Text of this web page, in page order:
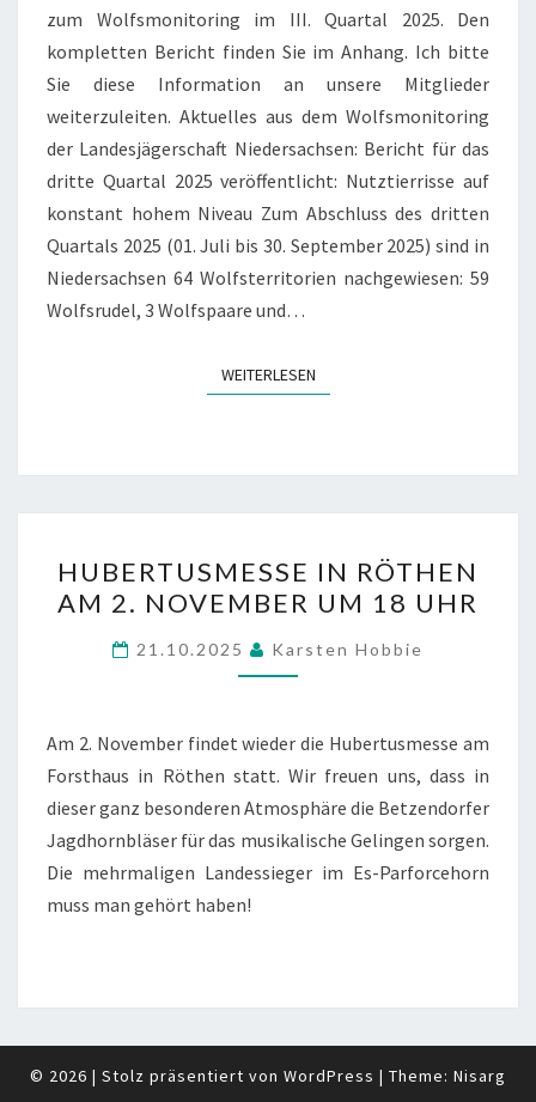
zum Wolfsmonitoring im III. Quartal 2025. Den
kompletten Bericht finden Sie im Anhang. Ich bitte
Sie diese Information an unsere Mitglieder
weiterzuleiten. Aktuelles aus dem Wolfsmonitoring
der Landesjägerschaft Niedersachsen: Bericht für das
dritte Quartal 2025 veröffentlicht: Nutztierrisse auf
konstant hohem Niveau Zum Abschluss des dritten
Quartals 2025 (01. Juli bis 30. September 2025) sind in
Niedersachsen 64 Wolfsterritorien nachgewiesen: 59
Wolfsrudel, 3 Wolfspaare und…
WEITERLESENWEITERLESEN
IN
RÖTHEN
AM
2.
UM
18
UHR
HUBERTUSMESSE IN RÖTHEN
AM 2. NOVEMBER UM 18 UHR
21.10.2025 Karsten Hobbie
Am 2. November findet wieder die Hubertusmesse am
Forsthaus in Röthen statt. Wir freuen uns, dass in
dieser ganz besonderen Atmosphäre die Betzendorfer
Jagdhornbläser für das musikalische Gelingen sorgen.
Die mehrmaligen Landessieger im Es-Parforcehorn
muss man gehört haben!
© 2026 | Stolz präsentiert von WordPress | Theme: Nisarg